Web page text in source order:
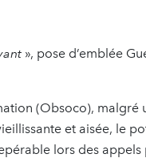
», pose d’emblée
(Obsoco), malgré
et aisée, le
lors des appels